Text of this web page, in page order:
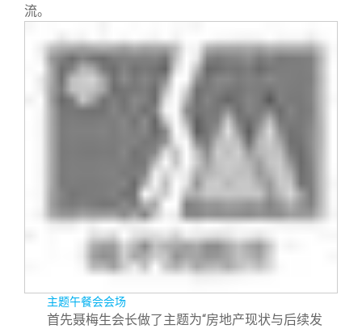
西南联大校友会
义工计划
新媒体平台
青春风采
校友文苑
校友视界
信息化服务
三创大赛
总会简介
会长致辞
理事会名单
制度法规
联系我们
流。
主题午餐会会场
首先聂梅生会长做了主题为“房地产现状与后续发